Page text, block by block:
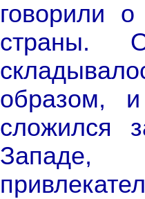
говорили
страны.
образом,
сложился